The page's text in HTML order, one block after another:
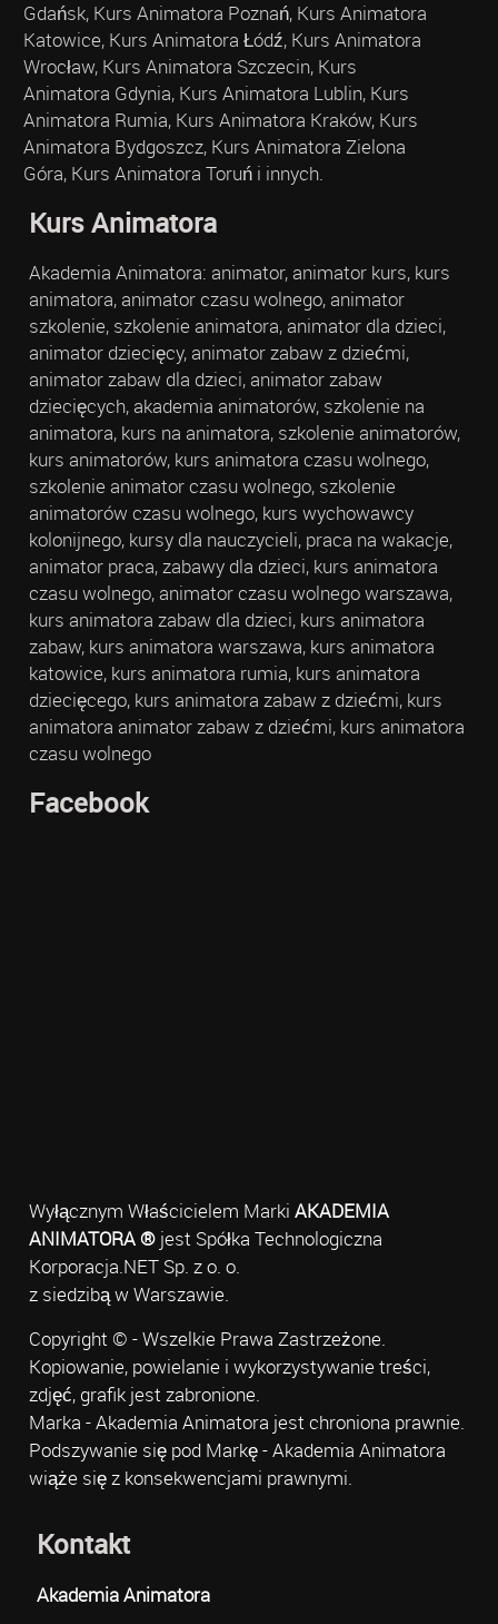
Gdańsk, Kurs Animatora Poznań, Kurs Animatora
Katowice, Kurs Animatora Łódź, Kurs Animatora
Wrocław, Kurs Animatora Szczecin, Kurs
Animatora Gdynia, Kurs Animatora Lublin, Kurs
Animatora Rumia, Kurs Animatora Kraków, Kurs
Animatora Bydgoszcz, Kurs Animatora Zielona
Góra, Kurs Animatora Toruń i innych.
Kurs Animatora
Akademia Animatora: animator, animator kurs, kurs
animatora, animator czasu wolnego, animator
szkolenie, szkolenie animatora, animator dla dzieci,
animator dziecięcy, animator zabaw z dziećmi,
animator zabaw dla dzieci, animator zabaw
dziecięcych, akademia animatorów, szkolenie na
animatora, kurs na animatora, szkolenie animatorów,
kurs animatorów, kurs animatora czasu wolnego,
szkolenie animator czasu wolnego, szkolenie
animatorów czasu wolnego, kurs wychowawcy
kolonijnego, kursy dla nauczycieli, praca na wakacje,
animator praca, zabawy dla dzieci, kurs animatora
czasu wolnego, animator czasu wolnego warszawa,
kurs animatora zabaw dla dzieci, kurs animatora
zabaw, kurs animatora warszawa, kurs animatora
katowice, kurs animatora rumia, kurs animatora
dziecięcego, kurs animatora zabaw z dziećmi, kurs
animatora animator zabaw z dziećmi, kurs animatora
czasu wolnego
Facebook
Wyłącznym Właścicielem Marki AKADEMIA
ANIMATORA ®jest Spółka Technologiczna
Korporacja.NET Sp. z o. o.
z siedzibą w Warszawie.
Copyright © - Wszelkie Prawa Zastrzeżone.
Kopiowanie, powielanie i wykorzystywanie treści,
zdjęć, grafik jest zabronione.
Marka - Akademia Animatora jest chroniona prawnie.
Podszywanie się pod Markę - Akademia Animatora
wiąże się z konsekwencjami prawnymi.
Kontakt
Akademia Animatora